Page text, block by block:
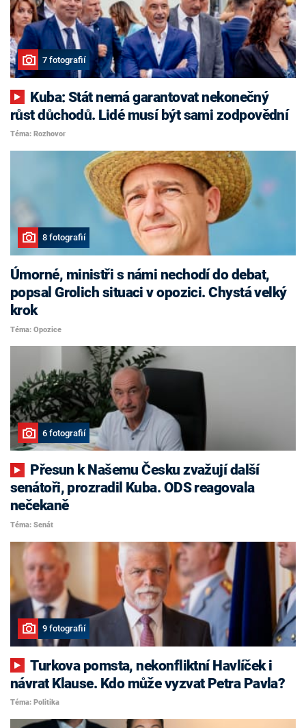
7 fotografií
růst důchodů. Lidé musí být sami zodpovědní
Téma: Rozhovor
8 fotografií
Úmorné, ministři s námi nechodí do debat,
popsal Grolich situaci v opozici. Chystá velký
krok
Téma: Opozice
6 fotografií
senátoři, prozradil Kuba. ODS reagovala
nečekaně
Téma: Senát
9 fotografií
Turkova pomsta, nekonfliktní Havlíček i
návrat Klause. Kdo může vyzvat Petra Pavla?
Téma: Politika